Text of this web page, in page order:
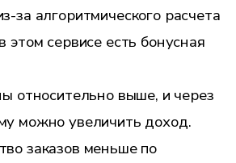
за алгоритмического расчета
этом сервисе есть бонусная
относительно выше, и через
можно увеличить доход.
заказов меньше по